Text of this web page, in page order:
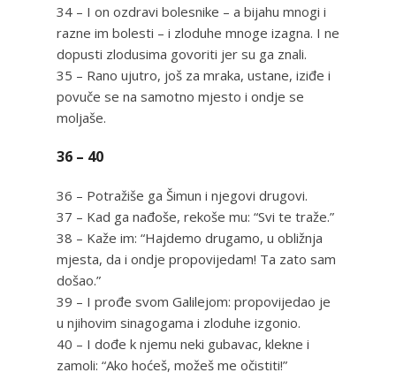
34 – I on ozdravi bolesnike – a bijahu mnogi i
razne im bolesti – i zloduhe mnoge izagna. I ne
dopusti zlodusima govoriti jer su ga znali.
35 – Rano ujutro, još za mraka, ustane, iziđe i
povuče se na samotno mjesto i ondje se
moljaše.
36 – 40
36 – Potražiše ga Šimun i njegovi drugovi.
37 – Kad ga nađoše, rekoše mu: “Svi te traže.”
38 – Kaže im: “Hajdemo drugamo, u obližnja
mjesta, da i ondje propovijedam! Ta zato sam
došao.”
39 – I prođe svom Galilejom: propovijedao je
u njihovim sinagogama i zloduhe izgonio.
40 – I dođe k njemu neki gubavac, klekne i
zamoli: “Ako hoćeš, možeš me očistiti!”